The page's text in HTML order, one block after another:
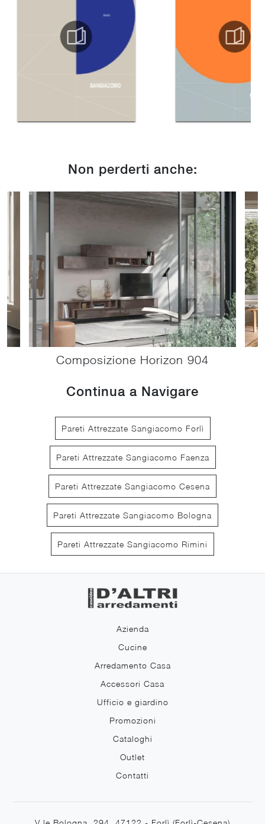
Non perderti anche:
Composizione Horizon 904
Continua a Navigare
Pareti Attrezzate Sangiacomo Forlì
Pareti Attrezzate Sangiacomo Faenza
Pareti Attrezzate Sangiacomo Cesena
Pareti Attrezzate Sangiacomo Bologna
Pareti Attrezzate Sangiacomo Rimini
Azienda
Cucine
Arredamento Casa
Accessori Casa
Ufficio e giardino
Promozioni
Cataloghi
Outlet
Contatti